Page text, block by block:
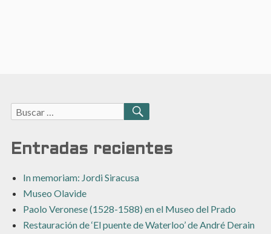
Buscar:
BUSCAR
Entradas recientes
In memoriam: Jordi Siracusa
Museo Olavide
Paolo Veronese (1528-1588) en el Museo del Prado
Restauración de ‘El puente de Waterloo’ de André Derain